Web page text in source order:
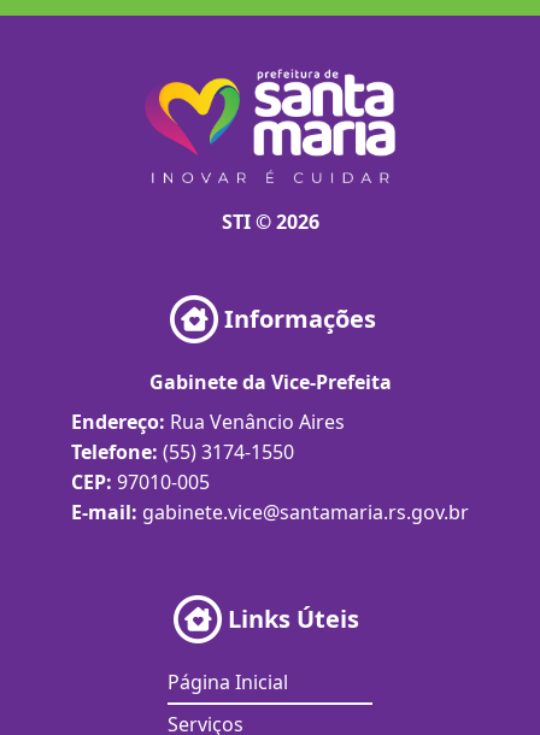
STI © 2026
Informações
Gabinete da Vice-Prefeita
Endereço: Rua Venâncio Aires
Telefone: (55) 3174-1550
CEP: 97010-005
E-mail: gabinete.vice@santamaria.rs.gov.br
Links Úteis
Página Inicial
Serviços